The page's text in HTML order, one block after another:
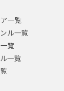
一覧
ル一覧
覧
一覧